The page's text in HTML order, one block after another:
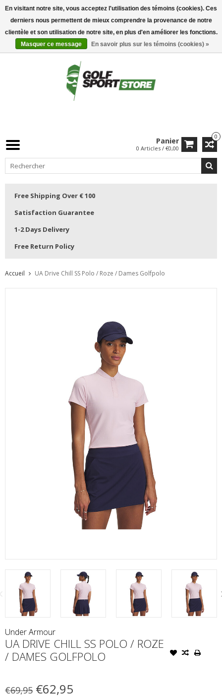
0
Panier
0 Articles / €0,00
Free Shipping Over € 100
Satisfaction Guarantee
1-2 Days Delivery
Free Return Policy
Accueil UA Drive Chill SS Polo / Roze / Dames Golfpolo
Under Armour
UA DRIVE CHILL SS POLO / ROZE
/ DAMES GOLFPOLO
€69,95 €62,95
En visitant notre site, vous acceptez l'utilisation des témoins (cookies). Ces
derniers nous permettent de mieux comprendre la provenance de notre
clientèle et son utilisation de notre site, en plus d'en améliorer les fonctions.
Masquer ce message
En savoir plus sur les témoins (cookies) »